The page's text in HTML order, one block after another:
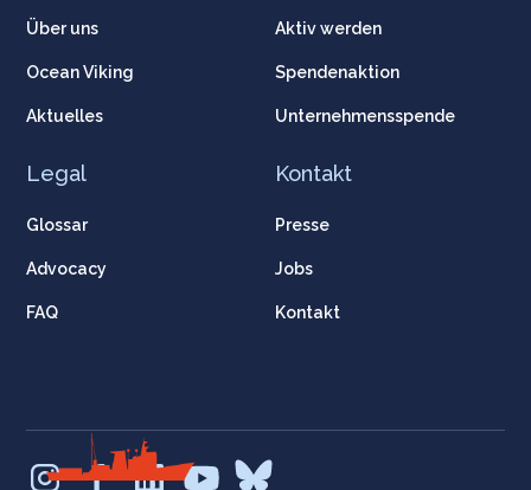
Über uns
Ocean Viking
Aktuelles
Aktiv werden
Spendenaktion
Unternehmensspende
Legal
Glossar
Advocacy
FAQ
Kontakt
Presse
Jobs
Kontakt